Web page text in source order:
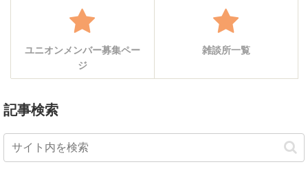
ユニオンメンバー募集ペー
ジ
雑談所一覧
記事検索